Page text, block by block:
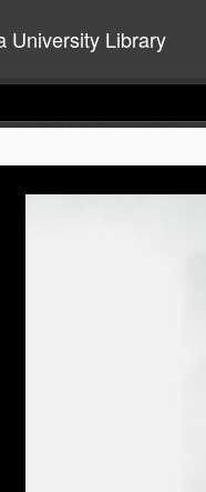
University Library